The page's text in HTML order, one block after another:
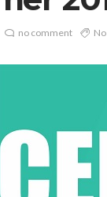
no comment